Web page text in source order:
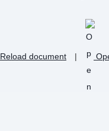
Reload document |